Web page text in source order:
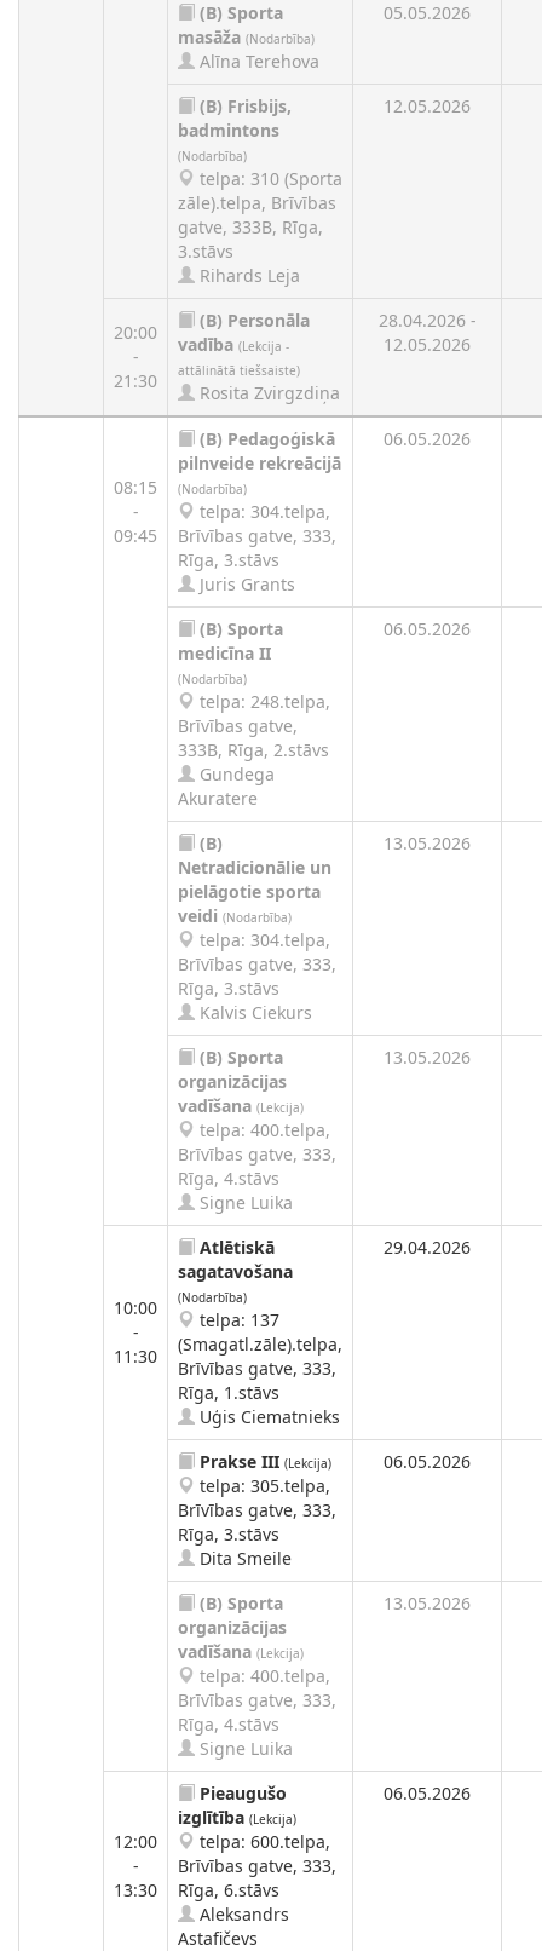
(B) Sporta
masāža (Nodarbība)
Alīna Terehova
05.05.2026
(B) Frisbijs,
badmintons
(Nodarbība)
telpa: 310 (Sporta
zāle).telpa, Brīvības
gatve, 333B, Rīga,
3.stāvs
Rihards Leja
12.05.2026
20:00
-
21:30
(B) Personāla
vadība (Lekcija -
attālinātā tiešsaiste)
Rosita Zvirgzdiņa
28.04.2026 -
12.05.2026
08:15
-
09:45
(B) Pedagoģiskā
pilnveide rekreācijā
(Nodarbība)
telpa: 304.telpa,
Brīvības gatve, 333,
Rīga, 3.stāvs
Juris Grants
06.05.2026
(B) Sporta
medicīna II
(Nodarbība)
telpa: 248.telpa,
Brīvības gatve,
333B, Rīga, 2.stāvs
Gundega
Akuratere
06.05.2026
(B)
Netradicionālie un
pielāgotie sporta
veidi (Nodarbība)
telpa: 304.telpa,
Brīvības gatve, 333,
Rīga, 3.stāvs
Kalvis Ciekurs
13.05.2026
(B) Sporta
organizācijas
vadīšana (Lekcija)
telpa: 400.telpa,
Brīvības gatve, 333,
Rīga, 4.stāvs
Signe Luika
13.05.2026
10:00
-
11:30
Atlētiskā
sagatavošana
(Nodarbība)
telpa: 137
(Smagatl.zāle).telpa,
Brīvības gatve, 333,
Rīga, 1.stāvs
Uģis Ciematnieks
29.04.2026
Prakse III (Lekcija)
telpa: 305.telpa,
Brīvības gatve, 333,
Rīga, 3.stāvs
Dita Smeile
06.05.2026
(B) Sporta
organizācijas
vadīšana (Lekcija)
telpa: 400.telpa,
Brīvības gatve, 333,
Rīga, 4.stāvs
Signe Luika
13.05.2026
12:00
-
13:30
Pieaugušo
izglītība (Lekcija)
telpa: 600.telpa,
Brīvības gatve, 333,
Rīga, 6.stāvs
Aleksandrs
Astafičevs
06.05.2026